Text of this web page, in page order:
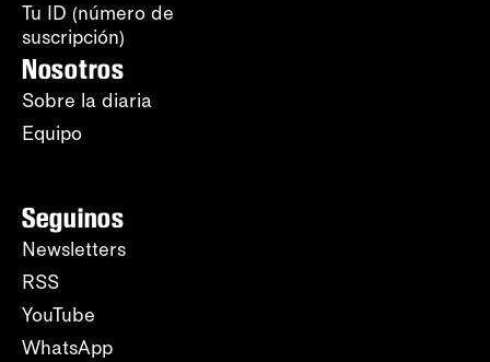
Tu ID (número de
suscripción)
Nosotros
Sobre la diaria
Equipo
Seguinos
Newsletters
RSS
YouTube
WhatsApp